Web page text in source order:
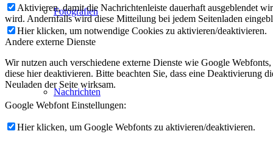
Fotografien
Nachrichten
Aktivieren, damit die Nachrichtenleiste dauerhaft ausgeblendet
wird. Andernfalls wird diese Mitteilung bei jedem Seitenladen
Hier klicken, um notwendige Cookies zu aktivieren/deaktivieren.
Andere externe Dienste
Wir nutzen auch verschiedene externe Dienste wie Google
diese hier deaktivieren. Bitte beachten Sie, dass eine Deaktivierung
Neuladen der Seite wirksam.
Google Webfont Einstellungen:
Hier klicken, um Google Webfonts zu aktivieren/deaktivieren.